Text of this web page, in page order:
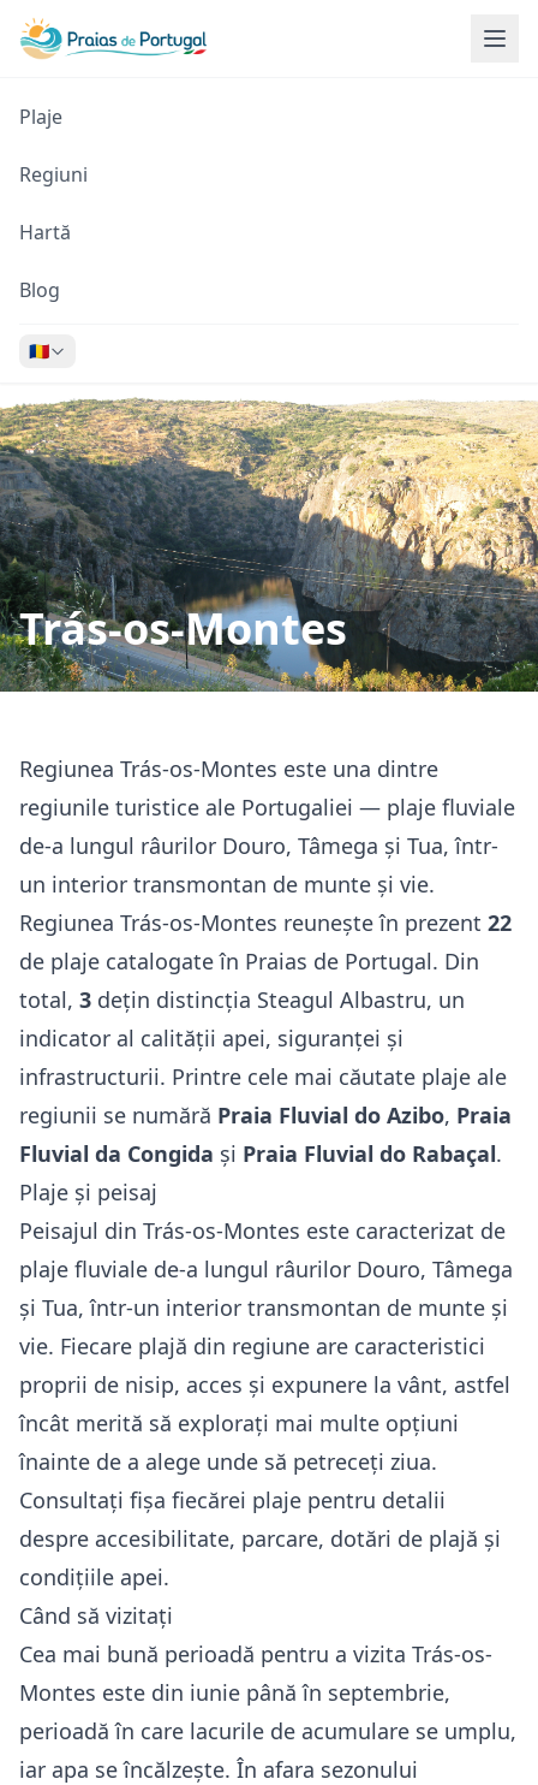
Plaje
Regiuni
Hartă
Blog
🇷🇴
Trás-os-Montes
Regiunea Trás-os-Montes este una dintre
regiunile turistice ale Portugaliei — plaje fluviale
de-a lungul râurilor Douro, Tâmega și Tua, într-
un interior transmontan de munte și vie.
Regiunea Trás-os-Montes reunește în prezent 22
de plaje catalogate în Praias de Portugal. Din
total, 3 dețin distincția Steagul Albastru, un
indicator al calității apei, siguranței și
infrastructurii. Printre cele mai căutate plaje ale
regiunii se numără Praia Fluvial do Azibo, Praia
Fluvial da Congida și Praia Fluvial do Rabaçal.
Plaje și peisaj
Peisajul din Trás-os-Montes este caracterizat de
plaje fluviale de-a lungul râurilor Douro, Tâmega
și Tua, într-un interior transmontan de munte și
vie. Fiecare plajă din regiune are caracteristici
proprii de nisip, acces și expunere la vânt, astfel
încât merită să explorați mai multe opțiuni
înainte de a alege unde să petreceți ziua.
Consultați fișa fiecărei plaje pentru detalii
despre accesibilitate, parcare, dotări de plajă și
condițiile apei.
Când să vizitați
Cea mai bună perioadă pentru a vizita Trás-os-
Montes este din iunie până în septembrie,
perioadă în care lacurile de acumulare se umplu,
iar apa se încălzește. În afara sezonului